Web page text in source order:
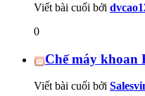
Viết bài cuối bởi
0
Chế máy khoan
Viết bài cuối bởi